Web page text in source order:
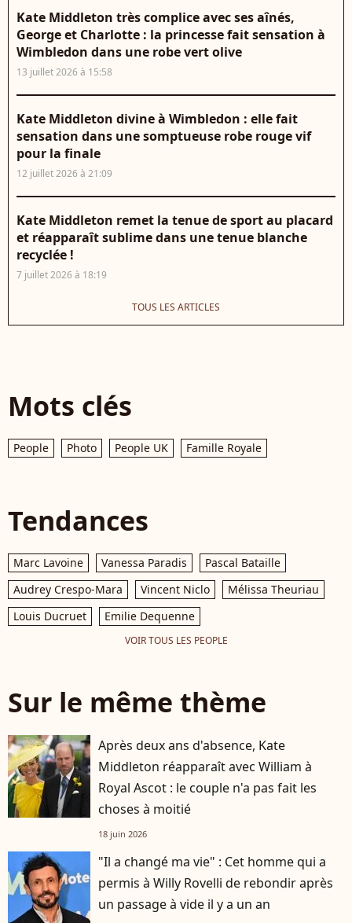
Kate Middleton très complice avec ses aînés,
George et Charlotte : la princesse fait sensation à
Wimbledon dans une robe vert olive
13 juillet 2026 à 15:58
Kate Middleton divine à Wimbledon : elle fait
sensation dans une somptueuse robe rouge vif
pour la finale
12 juillet 2026 à 21:09
Kate Middleton remet la tenue de sport au placard
et réapparaît sublime dans une tenue blanche
recyclée !
7 juillet 2026 à 18:19
TOUS LES ARTICLES
Mots clés
People Photo People UK Famille Royale
Tendances
Marc Lavoine Vanessa Paradis
Pascal Bataille
Audrey Crespo-Mara
Vincent Niclo
Mélissa Theuriau
Louis Ducruet
Emilie Dequenne
VOIR TOUS LES PEOPLE
Sur le même thème
Après deux ans d'absence, Kate
Middleton réapparaît avec William à
Royal Ascot : le couple n'a pas fait les
choses à moitié
18 juin 2026
"Il a changé ma vie" : Cet homme qui a
permis à Willy Rovelli de rebondir après
un passage à vide il y a un an